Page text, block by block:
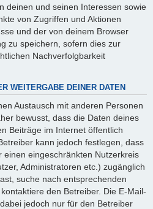
deinen und seinen Interessen sowie
von Zugriffen und Aktionen
und der von deinem Browser
zu speichern, sofern dies zur
Nachverfolgbarkeit
WEITERGABE DEINER DATEN
Austausch mit anderen Personen
bewusst, dass die Daten deines
Beiträge im Internet öffentlich
kann jedoch festlegen, dass
eingeschränkten Nutzerkreis
Administratoren etc.) zugänglich
suche nach entsprechenden
den Betreiber. Die E-Mail-
jedoch nur für den Betreiber